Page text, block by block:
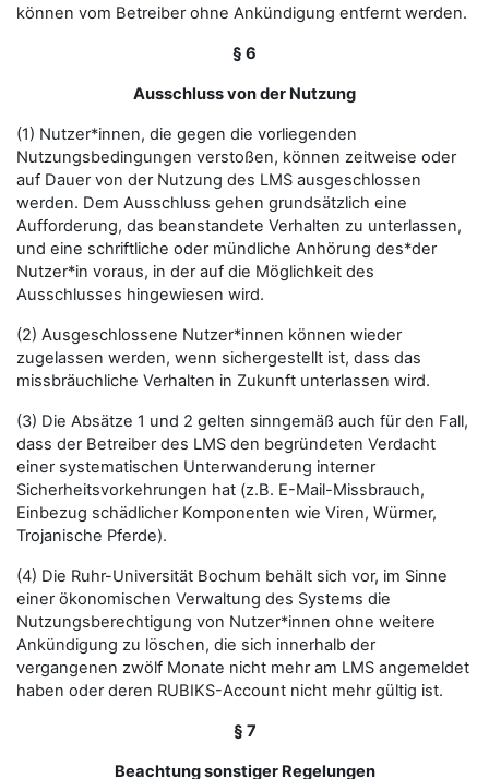
können vom Betreiber ohne Ankündigung entfernt werden.
§ 6
Ausschluss von der Nutzung
(1) Nutzer*innen, die gegen die vorliegenden
Nutzungsbedingungen verstoßen, können zeitweise oder
auf Dauer von der Nutzung des LMS ausgeschlossen
werden. Dem Ausschluss gehen grundsätzlich eine
Aufforderung, das beanstandete Verhalten zu unterlassen,
und eine schriftliche oder mündliche Anhörung des*der
Nutzer*in voraus, in der auf die Möglichkeit des
Ausschlusses hingewiesen wird.
(2) Ausgeschlossene Nutzer*innen können wieder
zugelassen werden, wenn sichergestellt ist, dass das
missbräuchliche Verhalten in Zukunft unterlassen wird.
(3) Die Absätze 1 und 2 gelten sinngemäß auch für den Fall,
dass der Betreiber des LMS den begründeten Verdacht
einer systematischen Unterwanderung interner
Sicherheitsvorkehrungen hat (z.B. E-Mail-Missbrauch,
Einbezug schädlicher Komponenten wie Viren, Würmer,
Trojanische Pferde).
(4) Die Ruhr-Universität Bochum behält sich vor, im Sinne
einer ökonomischen Verwaltung des Systems die
Nutzungsberechtigung von Nutzer*innen ohne weitere
Ankündigung zu löschen, die sich innerhalb der
vergangenen zwölf Monate nicht mehr am LMS angemeldet
haben oder deren RUBIKS-Account nicht mehr gültig ist.
§ 7
Beachtung sonstiger Regelungen